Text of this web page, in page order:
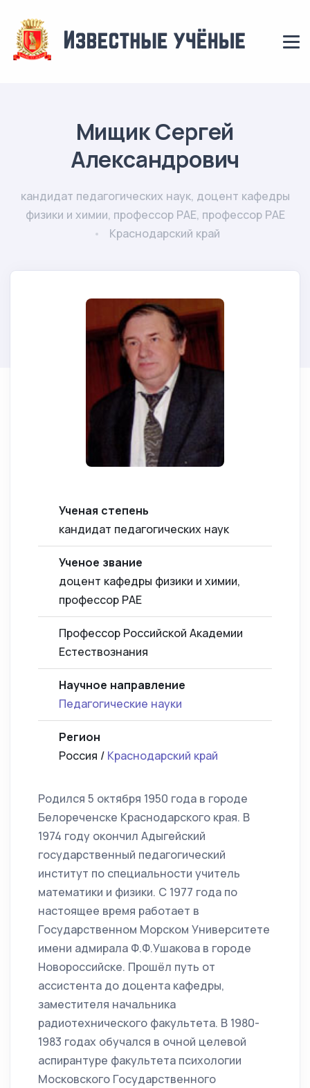
Мищик Сергей
Александрович
кандидат педагогических наук, доцент кафедры
физики и химии, профессор РАЕ, профессор РАЕ
Краснодарский край
Ученая степень
кандидат педагогических наук
Ученое звание
доцент кафедры физики и химии,
профессор РАЕ
Профессор Российской Академии
Естествознания
Научное направление
Педагогические науки
Регион
Россия / Краснодарский край
Родился 5 октября 1950 года в городе
Белореченске Краснодарского края. В
1974 году окончил Адыгейский
государственный педагогический
институт по специальности учитель
математики и физики. С 1977 года по
настоящее время работает в
Государственном Морском Университете
имени адмирала Ф.Ф.Ушакова в городе
Новороссийске. Прошёл путь от
ассистента до доцента кафедры,
заместителя начальника
радиотехнического факультета. В 1980-
1983 годах обучался в очной целевой
аспирантуре факультета психологии
Московского Государственного